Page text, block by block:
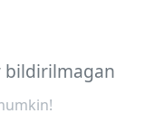
bildirilmagan